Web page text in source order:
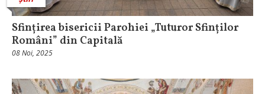
Sfințirea bisericii Parohiei „Tuturor Sfinților
Români” din Capitală
08 Noi, 2025